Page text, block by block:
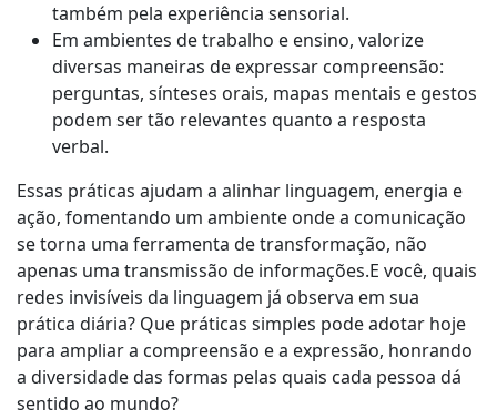
também pela experiência sensorial.
Em ambientes de trabalho e ensino, valorize
diversas maneiras de expressar compreensão:
perguntas, sínteses orais, mapas mentais e gestos
podem ser tão relevantes quanto a resposta
verbal.
Essas práticas ajudam a alinhar linguagem, energia e
ação, fomentando um ambiente onde a comunicação
se torna uma ferramenta de transformação, não
apenas uma transmissão de informações.E você, quais
redes invisíveis da linguagem já observa em sua
prática diária? Que práticas simples pode adotar hoje
para ampliar a compreensão e a expressão, honrando
a diversidade das formas pelas quais cada pessoa dá
sentido ao mundo?